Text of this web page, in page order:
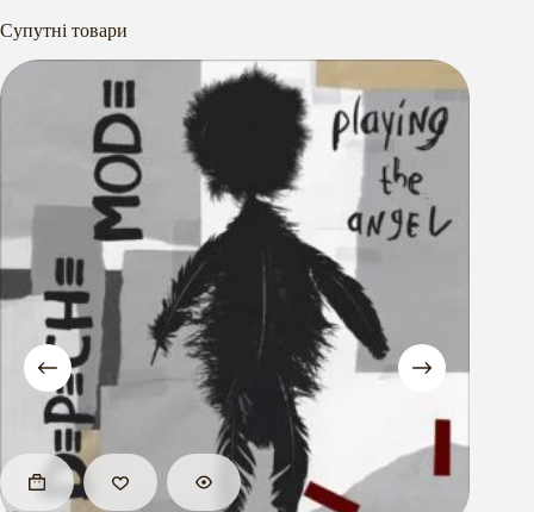
Супутні товари